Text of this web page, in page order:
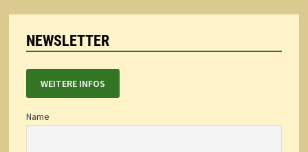
NEWSLETTER
WEITERE INFOS
Name